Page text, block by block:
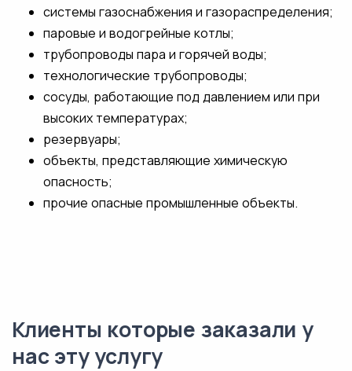
системы газоснабжения и газораспределения;
паровые и водогрейные котлы;
трубопроводы пара и горячей воды;
технологические трубопроводы;
сосуды, работающие под давлением или при
высоких температурах;
резервуары;
объекты, представляющие химическую
опасность;
прочие опасные промышленные объекты.
Клиенты которые заказали у
нас эту услугу